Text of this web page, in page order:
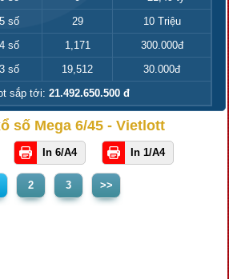
5 số 29
10 Triệu
4 số 1,171
300.000đ
3 số 19,512
30.000đ
sắp tới: 21.492.650.500 đ
số Mega 6/45 - Vietlott
In 6/A4 In 1/A4
2 3 >>